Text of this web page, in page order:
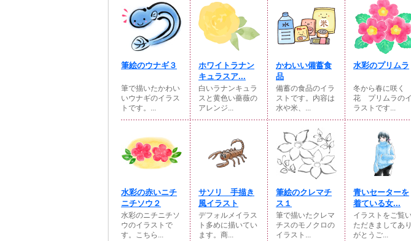
筆絵のウナギ３
筆で描いたかわい
いウナギのイラス
トです。...
ホワイトラナン
キュラスア...
白いラナンキュラ
スと黄色い薔薇の
アレンジ...
かわいい備蓄食
品
備蓄の食品のイラ
ストです。内容は
水や米、...
水彩のプリムラ
冬から春に咲く
花 プリムラのイ
ラストです...
水彩の赤いニチ
ニチソウ２
水彩のニチニチソ
ウのイラストで
す。こちら...
サソリ 手描き
風イラスト
デフォルメイラス
ト多めに描いてい
ます。商...
筆絵のクレマチ
ス１
筆で描いたクレマ
チスのモノクロの
イラスト...
青いセーターを
着ている女...
イラストをご覧
ただきましてあり
がとうご...